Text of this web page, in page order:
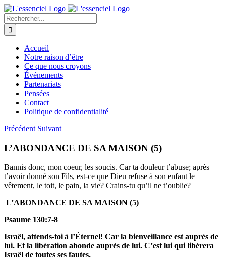
Skip
to
content
Recherche
sur
le
Accueil
Notre raison d’être
Ce que nous croyons
Événements
Partenariats
Pensées
Contact
Politique de confidentialité
Précédent Suivant
L’ABONDANCE DE SA MAISON (5)
Bannis donc, mon coeur, les soucis. Car ta douleur t’abuse; après
t’avoir donné son Fils, est-ce que Dieu refuse à son enfant le
vêtement, le toit, le pain, la vie? Crains-tu qu’il ne t’oublie?
L’ABONDANCE DE SA MAISON (5)
Psaume 130:7-8
Israël, attends-toi à l’Éternel! Car la bienveillance est auprès de
lui. Et la libération abonde auprès de lui. C’est lui qui libérera
Israël de toutes ses fautes.